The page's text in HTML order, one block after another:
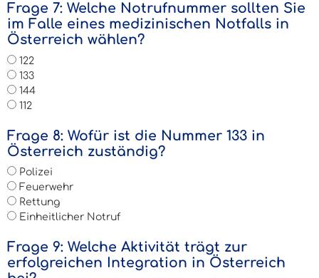
Frage 7: Welche Notrufnummer sollten Sie
im Falle eines medizinischen Notfalls in
Österreich wählen?
122
133
144
112
Frage 8: Wofür ist die Nummer 133 in
Österreich zuständig?
Polizei
Feuerwehr
Rettung
Einheitlicher Notruf
Frage 9: Welche Aktivität trägt zur
erfolgreichen Integration in Österreich